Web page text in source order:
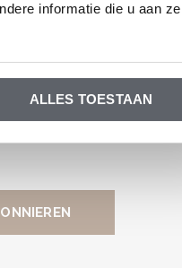
informatie die u aan
ALLES TOESTAAN